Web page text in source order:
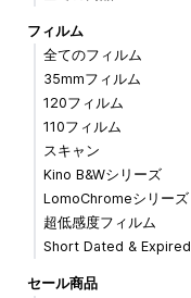
フィルム
全てのフィルム
35mmフィルム
120フィルム
110フィルム
スキャン
Kino B&Wシリーズ
LomoChromeシリーズ
超低感度フィルム
Short Dated & Expired
セール商品